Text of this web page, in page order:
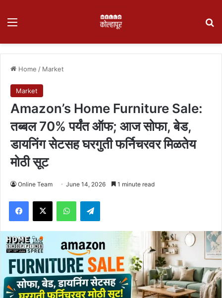
Menu
Home / Market
Market
Amazon’s Home Furniture Sale:
तब्बल 70% पर्यंत ऑफ; आज सोफा, बेड,
डायनिंग सेटसह घरगुती फर्निचरवर मिळतेय
मोठी सूट
Online Team June 14, 2026 1 minute read
Facebook
X WhatsAppTelegram